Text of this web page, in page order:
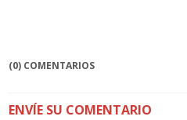
(0) COMENTARIOS
ENVÍE SU COMENTARIO